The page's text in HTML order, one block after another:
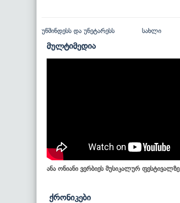
უწმინდესს და უნეტარესს სახლი
მულტიმედია
ანა ონიანი ვერბიეს მუსიკალურ ფესტივალზე
ქრონიკები